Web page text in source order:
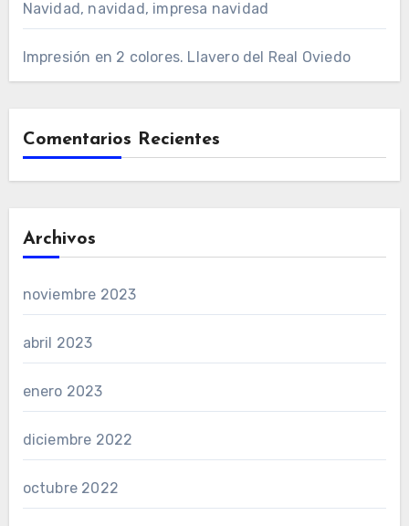
Navidad, navidad, impresa navidad
Impresión en 2 colores. Llavero del Real Oviedo
Comentarios Recientes
Archivos
noviembre 2023
abril 2023
enero 2023
diciembre 2022
octubre 2022